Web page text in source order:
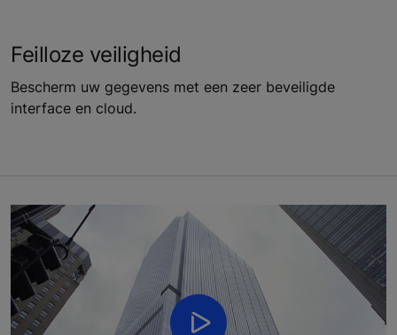
Feilloze veiligheid
Bescherm uw gegevens met een zeer beveiligde
interface en cloud.